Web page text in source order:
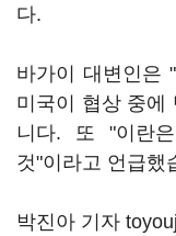
다.
바가이 대변인은
미국이 협상 중에
니다. 또 "이란
것"이라고 언급했
박진아 기자